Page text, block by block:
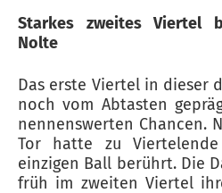
Starkes zweites Viertel
Nolte
Das erste Viertel in dieser
noch vom Abtasten
nennenswerten Chancen.
Tor hatte zu
einzigen Ball berührt. Die
früh im zweiten Viertel